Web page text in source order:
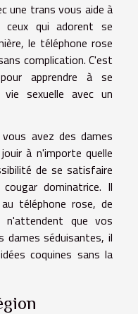
une trans vous aide à
ceux qui adorent se
le téléphone rose
complication. C'est
apprendre à se
sexuelle avec un
avez des dames
à n'importe quelle
de se satisfaire
dominatrice. Il
téléphone rose, de
n'attendent que vos
dames séduisantes, il
coquines sans la